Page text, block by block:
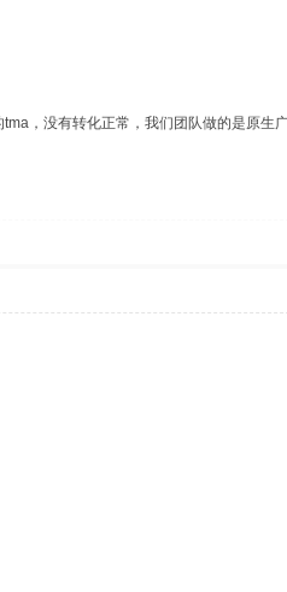
，没有转化正常，我们团队做的是原生